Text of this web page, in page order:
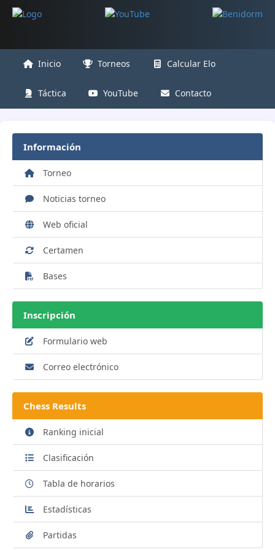
Inicio Torneos Calcular Elo
Táctica YouTube Contacto
Información
Torneo
Noticias torneo
Web oficial
Certamen
Bases
Inscripción
Formulario web
Correo electrónico
Chess Results
Ranking inicial
Clasificación
Tabla de horarios
Estadísticas
Partidas